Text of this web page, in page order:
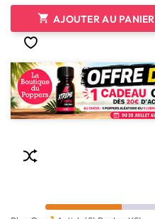
 AJOUTER AU PANIER